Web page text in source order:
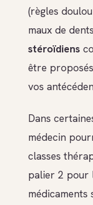
(règles
maux de
stéroïdiens
être
vos
Dans
médecin
classes
palier 2 pour
médicaments